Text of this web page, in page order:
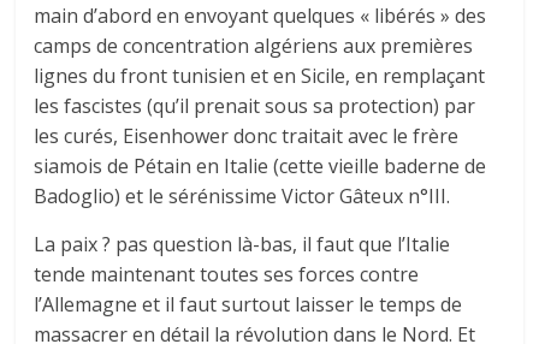
main d’abord en envoyant quelques « libérés » des
camps de concentration algériens aux premières
lignes du front tunisien et en Sicile, en remplaçant
les fascistes (qu’il prenait sous sa protection) par
les curés, Eisenhower donc traitait avec le frère
siamois de Pétain en Italie (cette vieille baderne de
Badoglio) et le sérénissime Victor Gâteux n°III.
La paix ? pas question là-bas, il faut que l’Italie
tende maintenant toutes ses forces contre
l’Allemagne et il faut surtout laisser le temps de
massacrer en détail la révolution dans le Nord. Et